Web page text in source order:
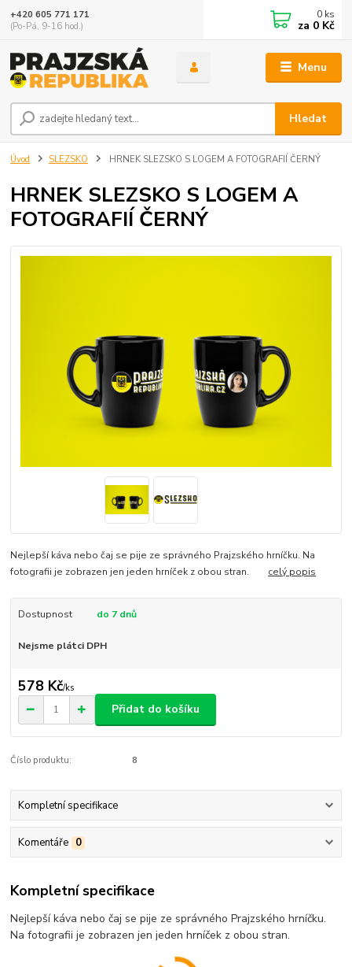
Menu
Hledat
+420 605 771 171
(Po-Pá, 9-16 hod.)
0 ks
za 0 Kč
Úvod SLEZSKO HRNEK SLEZSKO S LOGEM A FOTOGRAFIÍ ČERNÝ
HRNEK SLEZSKO S LOGEM A
FOTOGRAFIÍ ČERNÝ
Nejlepší káva nebo čaj se pije ze správného Prajzského hrníčku. Na
fotografii je zobrazen jen jeden hrníček z obou stran. celý popis
Dostupnost do 7 dnů
Nejsme plátci DPH
578 Kč/ks
Přidat do košíku
Číslo produktu: 8
Kompletní specifikace
Komentáře 0
Kompletní specifikace
Nejlepší káva nebo čaj se pije ze správného Prajzského hrníčku.
Na fotografii je zobrazen jen jeden hrníček z obou stran.